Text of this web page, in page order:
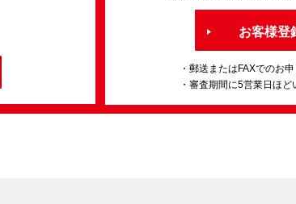
お客様登
・郵送またはFAXでのお
・審査期間に5営業日ほど